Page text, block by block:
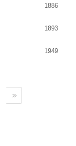
1886
1893
1949